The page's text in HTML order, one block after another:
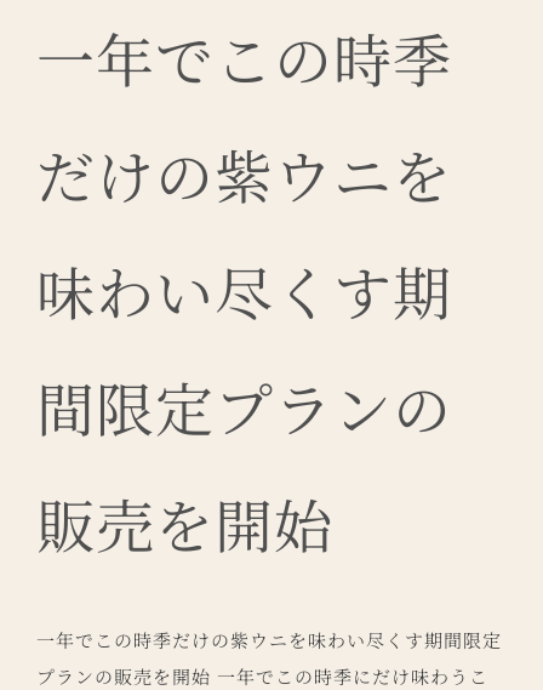
一年でこの時季
だけの紫ウニを
味わい尽くす期
間限定プランの
販売を開始
一年でこの時季だけの紫ウニを味わい尽くす期間限定
プランの販売を開始 一年でこの時季にだけ味わうこ